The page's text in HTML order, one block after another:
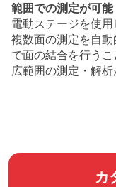
範囲での測定が可能
電動ステージを使用
複数面の測定を自
で面の結合を行う
広範囲の測定・解析
カ